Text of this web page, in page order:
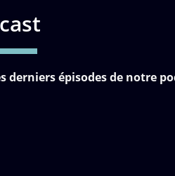
derniers épisodes de notre